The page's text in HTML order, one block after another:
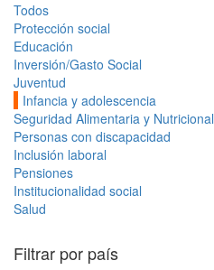
Todos
Protección social
Educación
Inversión/Gasto Social
Juventud
Infancia y adolescencia
Seguridad Alimentaria y Nutricional
Personas con discapacidad
Inclusión laboral
Pensiones
Institucionalidad social
Salud
Filtrar por país